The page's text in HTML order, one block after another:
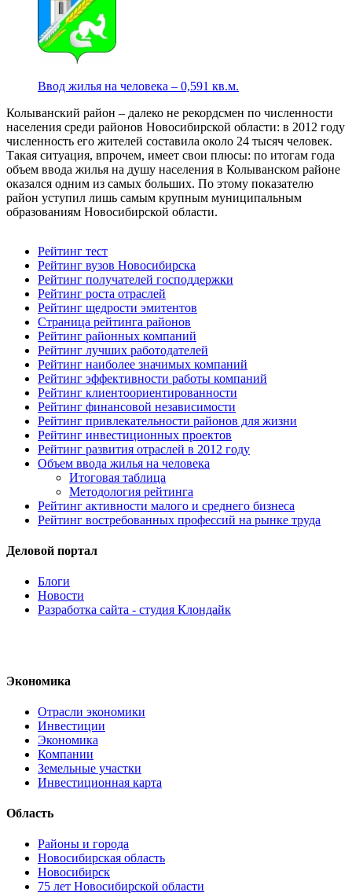
Ввод жилья на человека – 0,591 кв.м.
Колыванский район – далеко не рекордсмен по численности
населения среди районов Новосибирской области: в 2012 году
численность его жителей составила около 24 тысяч человек.
Такая ситуация, впрочем, имеет свои плюсы: по итогам года
объем ввода жилья на душу населения в Колыванском районе
оказался одним из самых больших. По этому показателю
район уступил лишь самым крупным муниципальным
образованиям Новосибирской области.
Рейтинг тест
Рейтинг вузов Новосибирска
Рейтинг получателей господдержки
Рейтинг роста отраслей
Рейтинг щедрости эмитентов
Страница рейтинга районов
Рейтинг районных компаний
Рейтинг лучших работодателей
Рейтинг наиболее значимых компаний
Рейтинг эффективности работы компаний
Рейтинг клиентоориентированности
Рейтинг финансовой независимости
Рейтинг привлекательности районов для жизни
Рейтинг инвестиционных проектов
Рейтинг развития отраслей в 2012 году
Объем ввода жилья на человека
Итоговая таблица
Методология рейтинга
Рейтинг активности малого и среднего бизнеса
Рейтинг востребованных профессий на рынке труда
Деловой портал
Блоги
Новости
Разработка сайта - студия Клондайк
Экономика
Отрасли экономики
Инвестиции
Экономика
Компании
Земельные участки
Инвестиционная карта
Область
Районы и города
Новосибирская область
Новосибирск
75 лет Новосибирской области